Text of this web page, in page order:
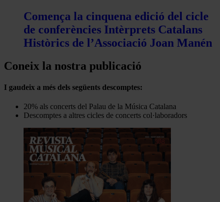
Comença la cinquena edició del cicle
de conferències Intèrprets Catalans
Històrics de l’Associació Joan Manén
Coneix la nostra publicació
I gaudeix a més dels següents descomptes:
20% als concerts del Palau de la Música Catalana
Descomptes a altres cicles de concerts col·laboradors